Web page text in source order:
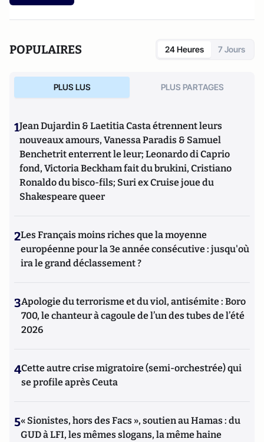
POPULAIRES 24 Heures 7 Jours
PLUS LUS PLUS PARTAGES
1Jean Dujardin & Laetitia Casta étrennent leurs
nouveaux amours, Vanessa Paradis & Samuel
Benchetrit enterrent le leur; Leonardo di Caprio
fond, Victoria Beckham fait du brukini, Cristiano
Ronaldo du bisco-fils; Suri ex Cruise joue du
Shakespeare queer
2Les Français moins riches que la moyenne
européenne pour la 3e année consécutive : jusqu'où
ira le grand déclassement ?
3Apologie du terrorisme et du viol, antisémite : Boro
700, le chanteur à cagoule de l’un des tubes de l’été
2026
4Cette autre crise migratoire (semi-orchestrée) qui
se profile après Ceuta
5« Sionistes, hors des Facs », soutien au Hamas : du
GUD à LFI, les mêmes slogans, la même haine